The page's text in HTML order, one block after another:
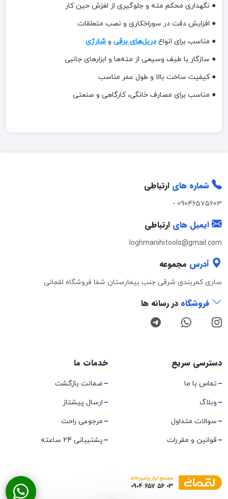
● نگهداری محکم مته و جلوگیری از لغزش حین کار
● افزایش دقت در سوراخکاری و نصب متعلقات
● مناسب برای انواع دریل‌های برقی و شارژی
● سازگار با طیف وسیعی از مته‌ها و ابزارهای جانبی
● کیفیت ساخت بالا و طول عمر مناسب
● مناسب برای مصارف خانگی، کارگاهی و صنعتی
شماره های ارتباطی
09046575603
-
ایمیل های ارتباطی
loghmanihitools@gmail.com
آدرس مجموعه
ساری کمربندی شرقی جنب بیمارستان شفا فروشگاه لقمانی
فروشگاه در رسانه ها
دسترسی سریع
تماس با ما
وبلاگ
سوالات متداول
قوانین و مقررات
خدمات ما
ضمانت بازگشت
ارسال پیشتاز
مرجوعی راحت
پشتیبانی 24 ساعته